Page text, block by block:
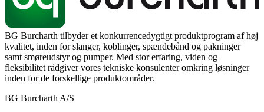
BG Burcharth tilbyder et konkurrencedygtigt produktprogram af høj
kvalitet, inden for slanger, koblinger, spændebånd og pakninger
samt smøreudstyr og pumper. Med stor erfaring, viden og
fleksibilitet rådgiver vores tekniske konsulenter omkring løsninger
inden for de forskellige produktområder.
BG Burcharth A/S